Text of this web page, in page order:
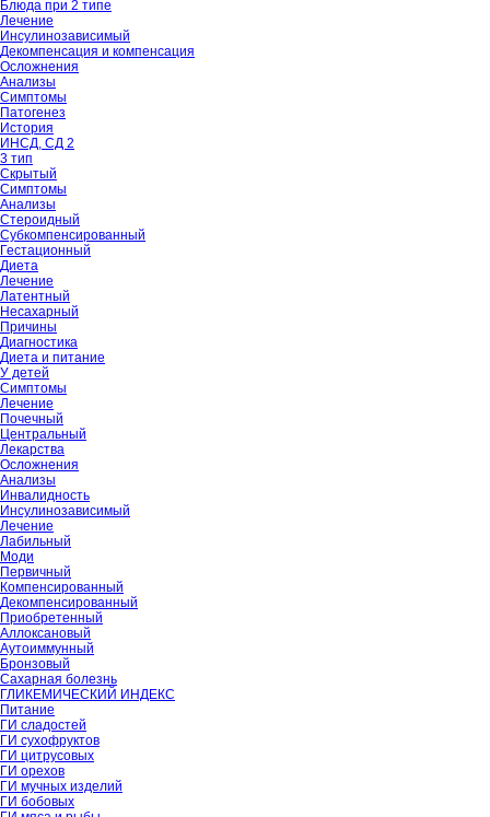
Блюда при 2 типе
Лечение
Инсулинозависимый
Декомпенсация и компенсация
Осложнения
Анализы
Симптомы
Патогенез
История
ИНСД, СД 2
3 тип
Скрытый
Симптомы
Анализы
Стероидный
Субкомпенсированный
Гестационный
Диета
Лечение
Латентный
Несахарный
Причины
Диагностика
Диета и питание
У детей
Симптомы
Лечение
Почечный
Центральный
Лекарства
Осложнения
Анализы
Инвалидность
Инсулинозависимый
Лечение
Лабильный
Моди
Первичный
Компенсированный
Декомпенсированный
Приобретенный
Аллоксановый
Аутоиммунный
Бронзовый
Сахарная болезнь
ГЛИКЕМИЧЕСКИЙ ИНДЕКС
Питание
ГИ сладостей
ГИ сухофруктов
ГИ цитрусовых
ГИ орехов
ГИ мучных изделий
ГИ бобовых